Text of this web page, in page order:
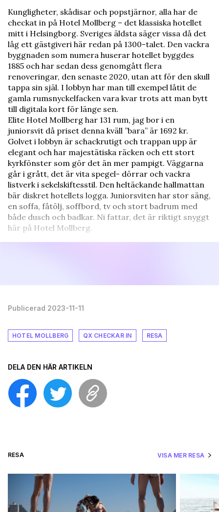
Kungligheter, skådisar och popstjärnor, alla har de
checkat in på Hotel Mollberg – det klassiska hotellet
mitt i Helsingborg. Sveriges äldsta säger vissa då det
låg ett gästgiveri här redan på 1300-talet. Den vackra
byggnaden som numera huserar hotellet byggdes
1885 och har sedan dess genomgått flera
renoveringar, den senaste 2020, utan att för den skull
tappa sin själ. I lobbyn har man till exempel låtit de
gamla rumsnyckelfacken vara kvar trots att man bytt
till digitala kort för länge sen.
Elite Hotel Mollberg har 131 rum, jag bor i en
juniorsvit då priset denna kväll ”bara” är 1692 kr.
Golvet i lobbyn är schackrutigt och trappan upp är
elegant och har majestätiska räcken och ett stort
kyrkfönster som gör det än mer pampigt. Väggarna
går i grått, det är vita spegel- dörrar och vackra
listverk i sekelskiftesstil. Den heltäckande hallmattan
bär diskret hotellets logga. Juniorsviten har stor säng,
en soffa, fåtölj, soffbord, tv och stort badrum med
både dusch och badkar. Ni fattar, det är riktigt snyggt
här på Hotel Mollberg.
Publicerad 2023-11-11
HOTEL MOLLBERG QX CHECKAR IN RESA
DELA DEN HÄR ARTIKELN
RESA VISA MER RESA